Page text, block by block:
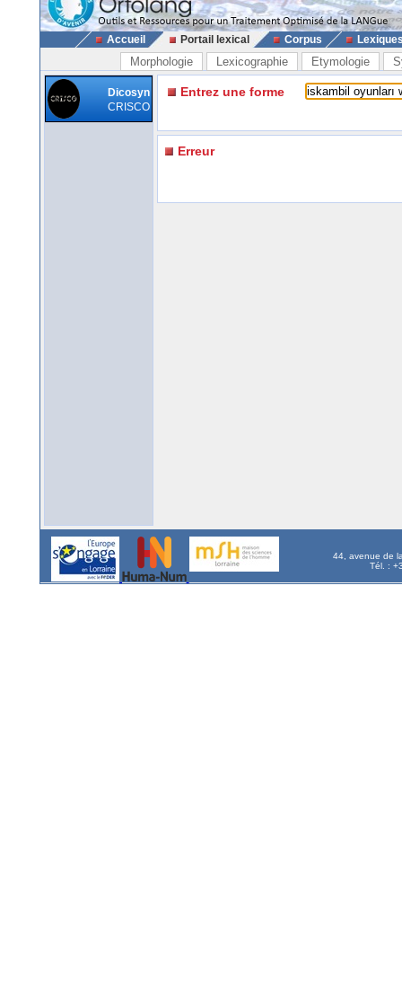
Accueil Portail lexical Corpus
Morphologie Lexicographie Etymologie
Dicosyn
CRISCO
Entrez une forme
Erreur
44, avenue de
Tél. :